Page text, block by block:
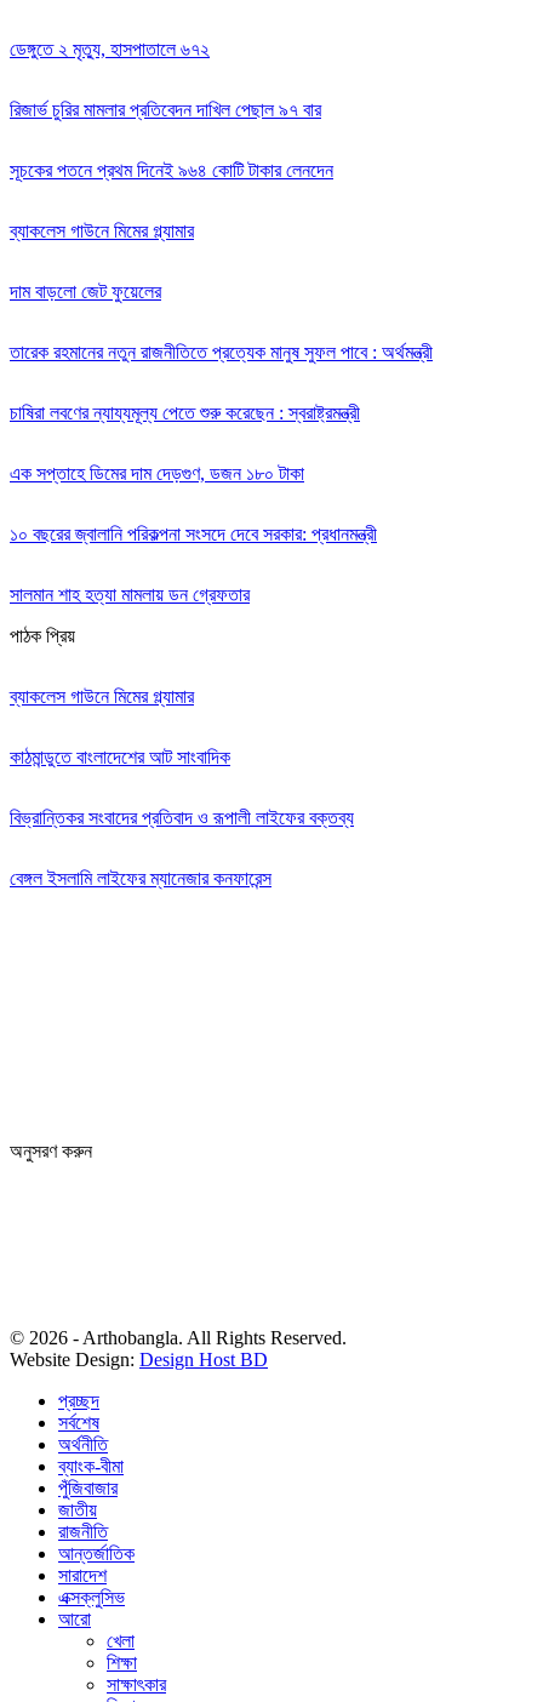
ডেঙ্গুতে ২ মৃত্যু, হাসপাতালে ৬৭২
রিজার্ভ চুরির মামলার প্রতিবেদন দাখিল পেছাল ৯৭ বার
সূচকের পতনে প্রথম দিনেই ৯৬৪ কোটি টাকার লেনদেন
ব্যাকলেস গাউনে মিমের গ্ল্যামার
দাম বাড়লো জেট ফুয়েলের
তারেক রহমানের নতুন রাজনীতিতে প্রত্যেক মানুষ সুফল পাবে : অর্থমন্ত্রী
চাষিরা লবণের ন্যায্যমূল্য পেতে শুরু করেছেন : স্বরাষ্ট্রমন্ত্রী
এক সপ্তাহে ডিমের দাম দেড়গুণ, ডজন ১৮০ টাকা
১০ বছরের জ্বালানি পরিকল্পনা সংসদে দেবে সরকার: প্রধানমন্ত্রী
সালমান শাহ হত্যা মামলায় ডন গ্রেফতার
পাঠক প্রিয়
ব্যাকলেস গাউনে মিমের গ্ল্যামার
কাঠমান্ডুতে বাংলাদেশের আট সাংবাদিক
বিভ্রান্তিকর সংবাদের প্রতিবাদ ও রূপালী লাইফের বক্তব্য
বেঙ্গল ইসলামি লাইফের ম্যানেজার কনফারেন্স
অনুসরণ করুন
© 2026 - Arthobangla. All Rights Reserved.
Website Design: Design Host BD
প্রচ্ছদ
সর্বশেষ
অর্থনীতি
ব্যাংক-বীমা
পুঁজিবাজার
জাতীয়
রাজনীতি
আন্তর্জাতিক
সারাদেশ
এক্সক্লুসিভ
আরো
খেলা
শিক্ষা
সাক্ষাৎকার